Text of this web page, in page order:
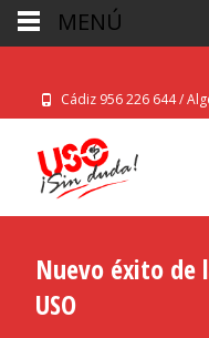
Cádiz 956 226 644 /
Nuevo éxito de
USO
MENÚ